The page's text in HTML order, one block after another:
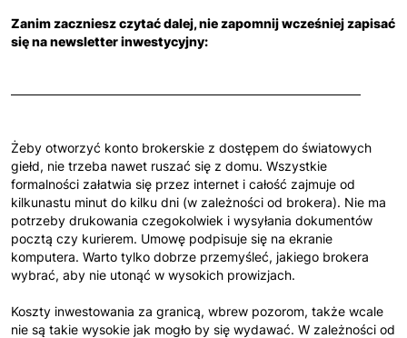
Zanim zaczniesz czytać dalej, nie zapomnij wcześniej zapisać
się na newsletter inwestycyjny:
Żeby otworzyć konto brokerskie z dostępem do światowych
giełd, nie trzeba nawet ruszać się z domu. Wszystkie
formalności załatwia się przez internet i całość zajmuje od
kilkunastu minut do kilku dni (w zależności od brokera). Nie ma
potrzeby drukowania czegokolwiek i wysyłania dokumentów
pocztą czy kurierem. Umowę podpisuje się na ekranie
komputera. Warto tylko dobrze przemyśleć, jakiego brokera
wybrać, aby nie utonąć w wysokich prowizjach.
Koszty inwestowania za granicą, wbrew pozorom, także wcale
nie są takie wysokie jak mogło by się wydawać. W zależności od